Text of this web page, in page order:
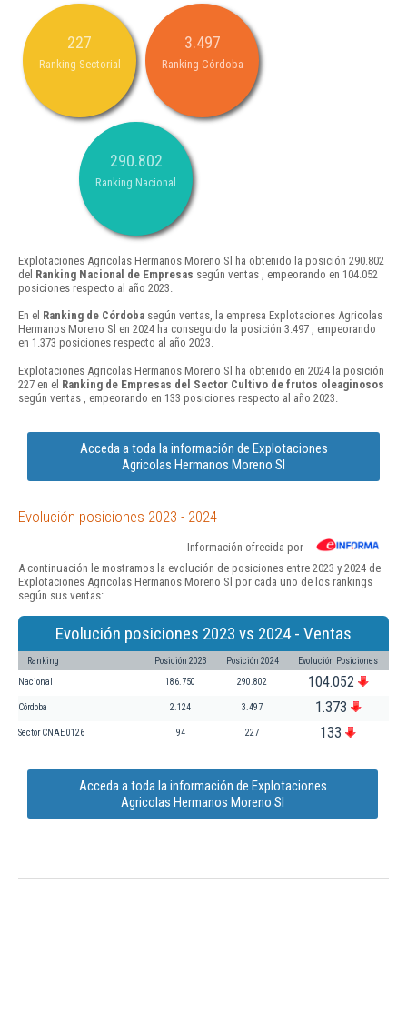
227
Ranking Sectorial
3.497
Ranking Córdoba
290.802
Ranking Nacional
Explotaciones Agricolas Hermanos Moreno Sl ha obtenido la posición 290.802
del Ranking Nacional de Empresas según ventas , empeorando en 104.052
posiciones respecto al año 2023.
En el Ranking de Córdoba según ventas, la empresa Explotaciones Agricolas
Hermanos Moreno Sl en 2024 ha conseguido la posición 3.497 , empeorando
en 1.373 posiciones respecto al año 2023.
Explotaciones Agricolas Hermanos Moreno Sl ha obtenido en 2024 la posición
227 en el Ranking de Empresas del Sector Cultivo de frutos oleaginosos
según ventas , empeorando en 133 posiciones respecto al año 2023.
Acceda a toda la información de Explotaciones
Agricolas Hermanos Moreno Sl
Evolución posiciones 2023 - 2024
Información ofrecida por
A continuación le mostramos la evolución de posiciones entre 2023 y 2024 de
Explotaciones Agricolas Hermanos Moreno Sl por cada uno de los rankings
según sus ventas:
Evolución posiciones 2023 vs 2024 - Ventas
Ranking Posición 2023 Posición 2024 Evolución Posiciones
Nacional 186.750 290.802 104.052
Córdoba 2.124 3.497 1.373
Sector CNAE 0126 94 227 133
Acceda a toda la información de Explotaciones
Agricolas Hermanos Moreno Sl